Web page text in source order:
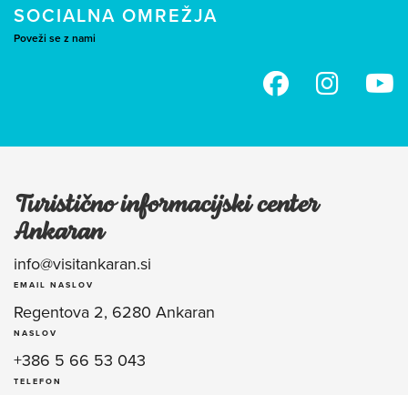
SOCIALNA OMREŽJA
Poveži se z nami
Turistično informacijski center
Ankaran
info@visitankaran.si
EMAIL NASLOV
Regentova 2, 6280 Ankaran
NASLOV
+386 5 66 53 043
TELEFON